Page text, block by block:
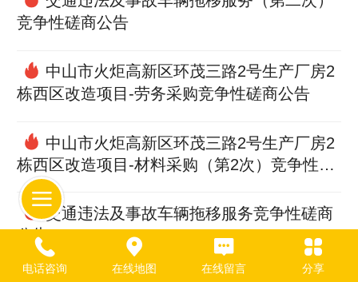
竞争性磋商公告
中山市火炬高新区环茂三路2号生产厂房2
栋西区改造项目-劳务采购竞争性磋商公告
中山市火炬高新区环茂三路2号生产厂房2
栋西区改造项目-材料采购（第2次）竞争性磋
商公告
交通违法及事故车辆拖移服务竞争性磋商
公告
电话咨询 在线地图 在线留言 分享